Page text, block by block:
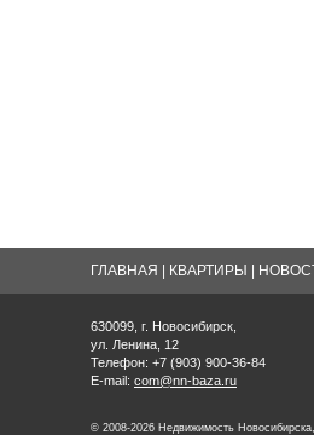
ГЛАВНАЯ КВАРТИРЫ
630099, г. Новосибирск,
ул. Ленина, 12
Телефон: +7 (903) 900-36-84
E-mail: com@nn-baza.ru
© 2008-2026 Недвижимость